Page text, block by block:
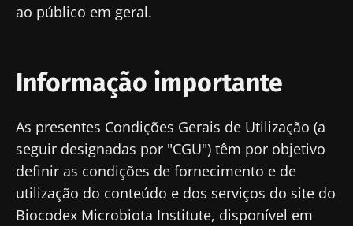
ao público em geral.
Informação importante
As presentes Condições Gerais de Utilização (a
seguir designadas por "CGU") têm por objetivo
definir as condições de fornecimento e de
utilização do conteúdo e dos serviços do site do
Biocodex Microbiota Institute, disponível em